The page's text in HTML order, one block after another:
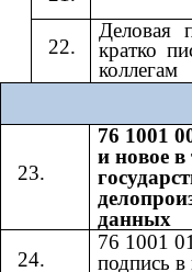
Деловая
кратко
коллегам
76 1001
и новое в
данных
76 1001
подпись